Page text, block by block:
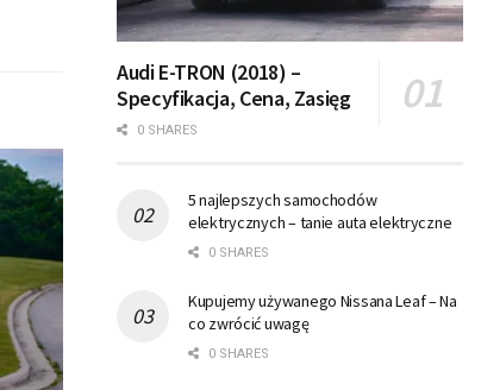
Audi E-TRON (2018) –
Specyfikacja, Cena, Zasięg
0 SHARES
5 najlepszych samochodów
elektrycznych – tanie auta elektryczne
0 SHARES
Kupujemy używanego Nissana Leaf – Na
co zwrócić uwagę
0 SHARES